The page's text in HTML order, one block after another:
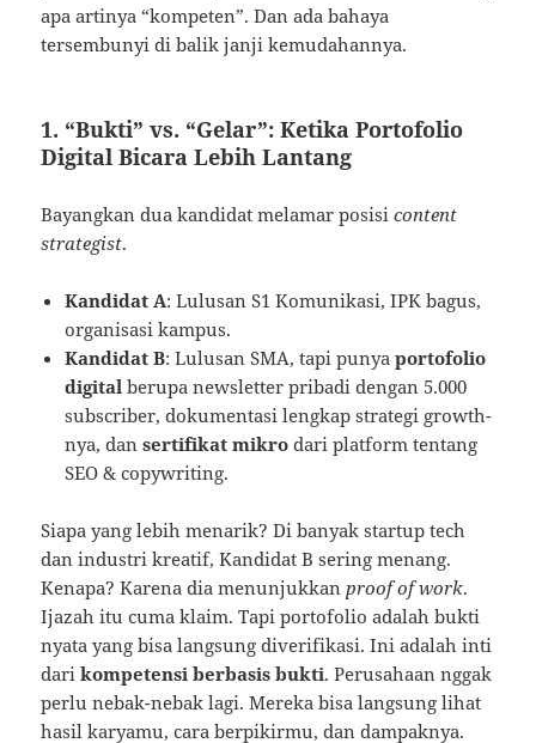
apa artinya “kompeten”. Dan ada bahaya
tersembunyi di balik janji kemudahannya.
1. “Bukti” vs. “Gelar”: Ketika Portofolio
Digital Bicara Lebih Lantang
Bayangkan dua kandidat melamar posisicontent
strategist.
Kandidat A: Lulusan S1 Komunikasi, IPK bagus,
organisasi kampus.
Kandidat B: Lulusan SMA, tapi punyaportofolio
digital berupa newsletter pribadi dengan 5.000
subscriber, dokumentasi lengkap strategi growth-
nya, dansertifikat mikro dari platform tentang
SEO & copywriting.
Siapa yang lebih menarik? Di banyak startup tech
dan industri kreatif, Kandidat B sering menang.
Kenapa? Karena dia menunjukkan proof of work.
Ijazah itu cuma klaim. Tapi portofolio adalah bukti
nyata yang bisa langsung diverifikasi. Ini adalah inti
darikompetensi berbasis bukti. Perusahaan nggak
perlu nebak-nebak lagi. Mereka bisa langsung lihat
hasil karyamu, cara berpikirmu, dan dampaknya.